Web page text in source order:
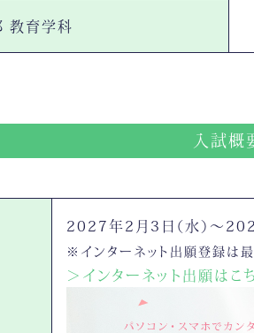
教育学科
入試概
2027年2月3日（水）～
※インターネット出願登録は
＞インターネット出願はこ